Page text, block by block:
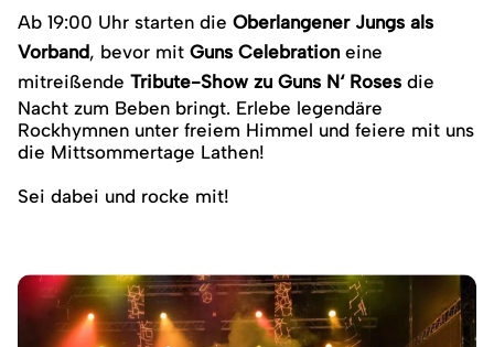
Ab 19:00 Uhr starten die Oberlangener Jungs als
Vorband, bevor mit Guns Celebration eine
mitreißende Tribute-Show zu Guns N‘ Roses die
Nacht zum Beben bringt. Erlebe legendäre
Rockhymnen unter freiem Himmel und feiere mit uns
die Mittsommertage Lathen!
Sei dabei und rocke mit!